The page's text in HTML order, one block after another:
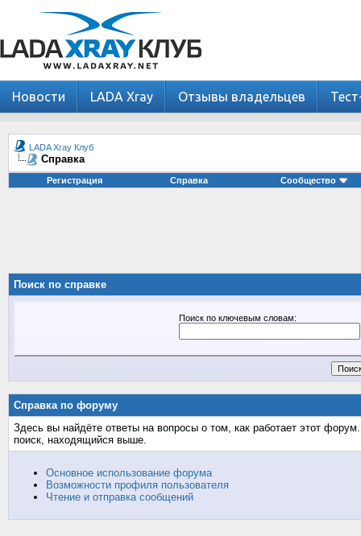
Новости LADA Xray Отзывы владельцев
LADA Xray Клуб
Справка
Регистрация Справка Сообщество
Поиск по справке
Поиск по ключевым словам:
Справка по форуму
Здесь вы найдёте ответы на вопросы о том, как работает этот
поиск, находящийся выше.
Основное использование форума
Возможности профиля пользователя
Чтение и отправка сообщений